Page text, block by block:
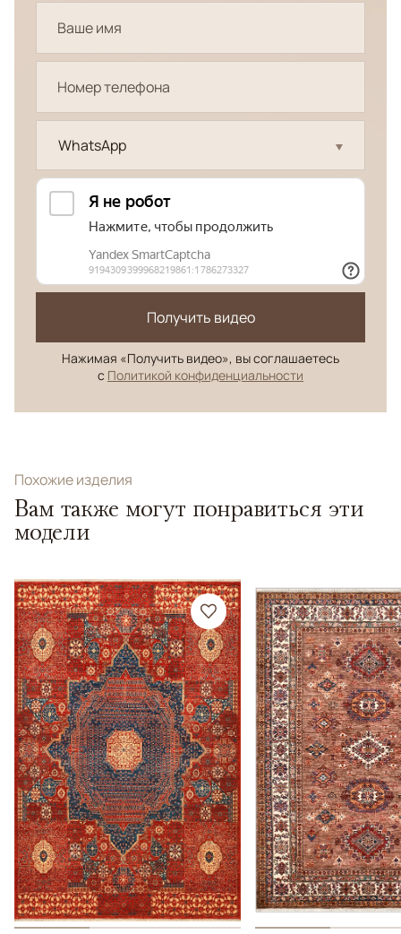
WhatsApp
Получить видео
Нажимая «Получить видео», вы соглашаетесь
с Политикой конфиденциальности
Похожие изделия
Вам также могут понравиться эти
модели